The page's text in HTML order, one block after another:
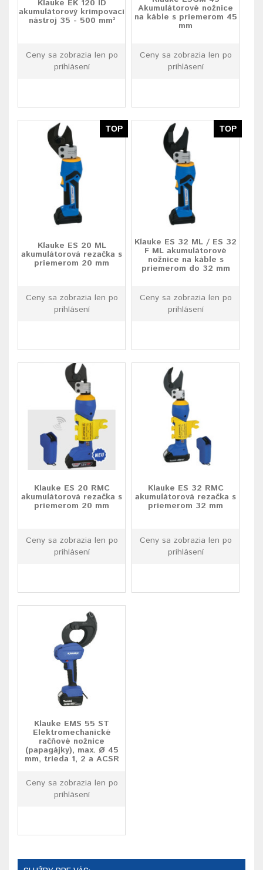
Klauke EK 120 ID
akumulátorový krimpovací
nástroj 35 - 500 mm²
Ceny sa zobrazia len po
prihlásení
Akumulátorové nožnice
na káble s priemerom 45
mm
Ceny sa zobrazia len po
prihlásení
TOP
Klauke ES 20 ML
akumulátorová rezačka s
priemerom 20 mm
Ceny sa zobrazia len po
prihlásení
TOP
Klauke ES 32 ML / ES 32
F ML akumulátorové
nožnice na káble s
priemerom do 32 mm
Ceny sa zobrazia len po
prihlásení
Klauke ES 20 RMC
akumulátorová rezačka s
priemerom 20 mm
Ceny sa zobrazia len po
prihlásení
Klauke ES 32 RMC
akumulátorová rezačka s
priemerom 32 mm
Ceny sa zobrazia len po
prihlásení
Klauke EMS 55 ST
Elektromechanické
račňové nožnice
(papagájky), max. Ø 45
mm, trieda 1, 2 a ACSR
Ceny sa zobrazia len po
prihlásení